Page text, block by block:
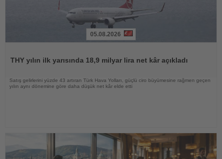
05.08.2026
THY yılın ilk yarısında 18,9 milyar lira net kâr açıkladı
Satış gelirlerini yüzde 43 artıran Türk Hava Yolları, güçlü ciro büyümesine rağmen geçen
yılın aynı dönemine göre daha düşük net kâr elde etti